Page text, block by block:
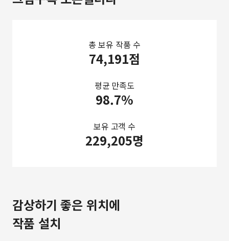
총 보유 작품 수
74,191점
평균 만족도
98.7%
보유 고객 수
229,205명
감상하기 좋은 위치에
작품 설치